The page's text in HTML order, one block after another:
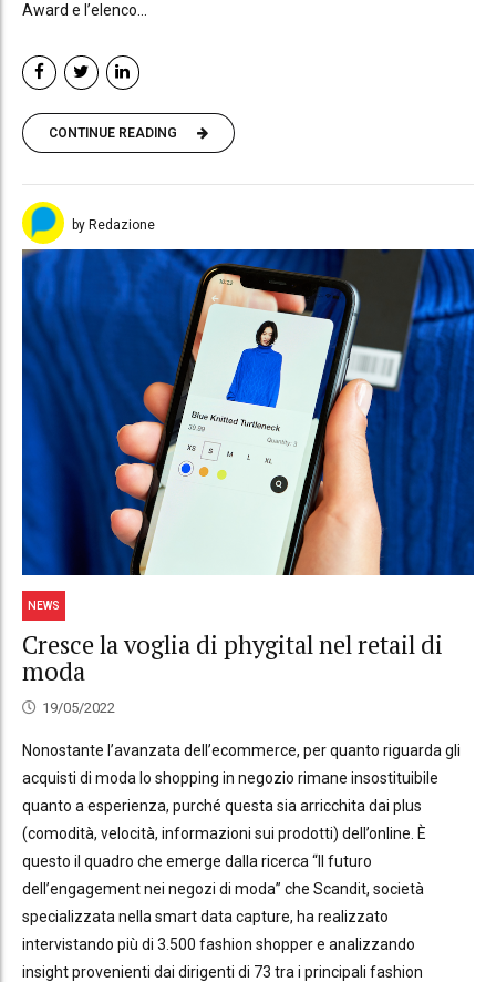
Award e l’elenco...
CONTINUE READING
by Redazione
NEWS
Cresce la voglia di phygital nel retail di
moda
19/05/2022
Nonostante l’avanzata dell’ecommerce, per quanto riguarda gli
acquisti di moda lo shopping in negozio rimane insostituibile
quanto a esperienza, purché questa sia arricchita dai plus
(comodità, velocità, informazioni sui prodotti) dell’online. È
questo il quadro che emerge dalla ricerca “Il futuro
dell’engagement nei negozi di moda” che Scandit, società
specializzata nella smart data capture, ha realizzato
intervistando più di 3.500 fashion shopper e analizzando
insight provenienti dai dirigenti di 73 tra i principali fashion